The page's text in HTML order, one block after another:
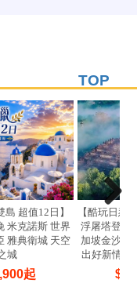
TOP
島 超值12日】
米克諾斯 世界
雅典衛城 天空
城
起
【酷玩日惹
浮屠塔登頂
加坡金沙水
出好新情
$